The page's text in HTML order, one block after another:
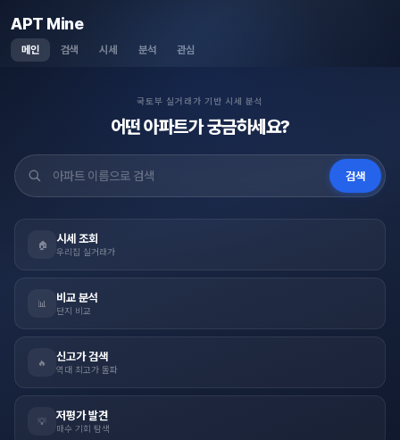
APT Mine
메인 검색 시세 분석 관심
국토부 실거래가 기반 시세 분석
어떤 아파트가 궁금하세요?
검색
🏠 시세 조회
우리집 실거래가
📊 비교 분석
단지 비교
🔥 신고가 검색
역대 최고가 돌파
💡 저평가 발견
매수 기회 탐색